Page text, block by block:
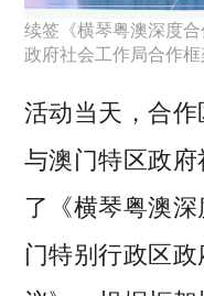
续签《横琴粤澳深度
政府社会工作局合作框
活动当天，合
与澳门特区政
了《横琴粤澳
门特别行政区